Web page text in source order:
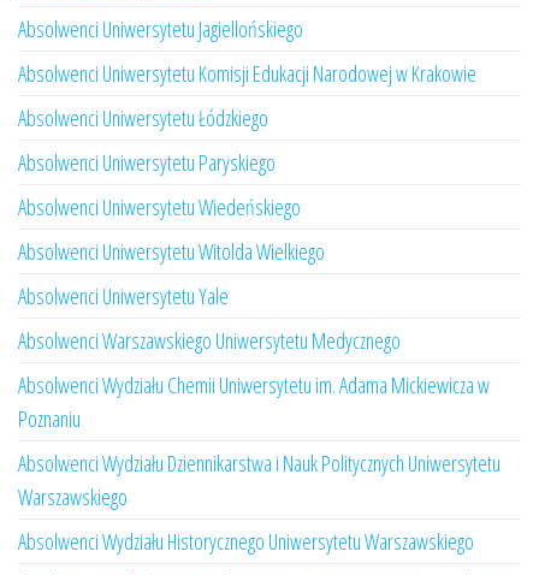
Absolwenci Uniwersytetu Jagiellońskiego
Absolwenci Uniwersytetu Komisji Edukacji Narodowej w Krakowie
Absolwenci Uniwersytetu Łódzkiego
Absolwenci Uniwersytetu Paryskiego
Absolwenci Uniwersytetu Wiedeńskiego
Absolwenci Uniwersytetu Witolda Wielkiego
Absolwenci Uniwersytetu Yale
Absolwenci Warszawskiego Uniwersytetu Medycznego
Absolwenci Wydziału Chemii Uniwersytetu im. Adama Mickiewicza w
Poznaniu
Absolwenci Wydziału Dziennikarstwa i Nauk Politycznych Uniwersytetu
Warszawskiego
Absolwenci Wydziału Historycznego Uniwersytetu Warszawskiego